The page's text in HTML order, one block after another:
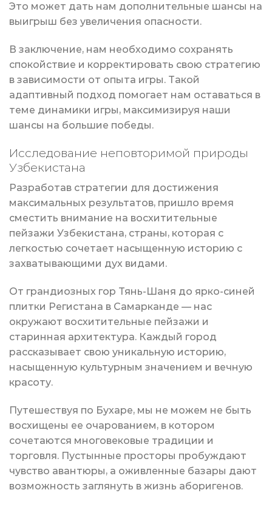
Это может дать нам дополнительные шансы на
выигрыш без увеличения опасности.
В заключение, нам необходимо сохранять
спокойствие и корректировать свою стратегию
в зависимости от опыта игры. Такой
адаптивный подход помогает нам оставаться в
теме динамики игры, максимизируя наши
шансы на большие победы.
Исследование неповторимой природы
Узбекистана
Разработав стратегии для достижения
максимальных результатов, пришло время
сместить внимание на восхитительные
пейзажи Узбекистана, страны, которая с
легкостью сочетает насыщенную историю с
захватывающими дух видами.
От грандиозных гор Тянь-Шаня до ярко-синей
плитки Регистана в Самарканде — нас
окружают восхитительные пейзажи и
старинная архитектура. Каждый город
рассказывает свою уникальную историю,
насыщенную культурным значением и вечную
красоту.
Путешествуя по Бухаре, мы не можем не быть
восхищены ее очарованием, в котором
сочетаются многовековые традиции и
торговля. Пустынные просторы пробуждают
чувство авантюры, а оживленные базары дают
возможность заглянуть в жизнь аборигенов.